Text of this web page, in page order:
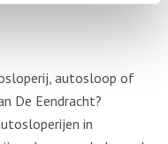
autosloop of
De Eendracht?
in